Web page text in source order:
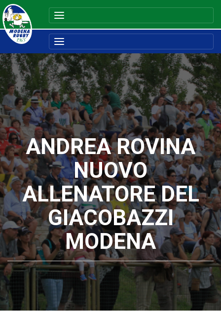
ANDREA ROVINA
NUOVO
ALLENATORE DEL
GIACOBAZZI
MODENA